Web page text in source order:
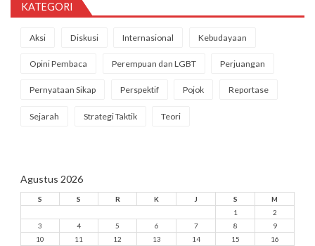
KATEGORI
Aksi Diskusi Internasional Kebudayaan
Opini Pembaca Perempuan dan LGBT Perjuangan
Pernyataan Sikap Perspektif Pojok Reportase
Sejarah Strategi Taktik Teori
Agustus 2026
S S R K J S
M
1
2
3
4 5 6 7 8
9
10
11 12 13 14 15
16